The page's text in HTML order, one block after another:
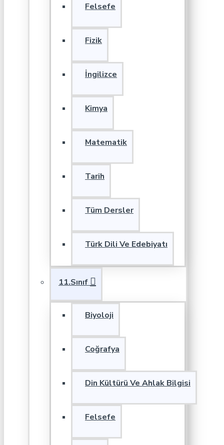
Felsefe
Fizik
İngilizce
Kimya
Matematik
Tarih
Tüm Dersler
Türk Dili Ve Edebiyatı
11.Sınıf
Biyoloji
Coğrafya
Din Kültürü Ve Ahlak Bilgisi
Felsefe